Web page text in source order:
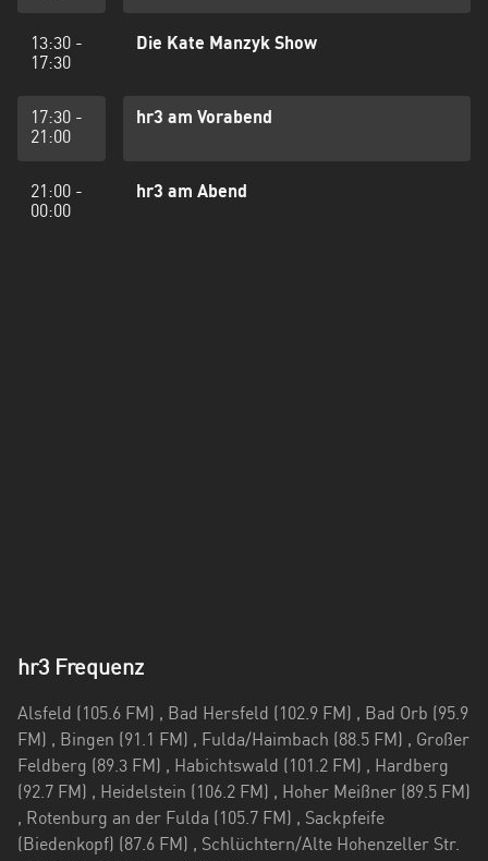
13:30 -
17:30
Die Kate Manzyk Show
17:30 -
21:00
hr3 am Vorabend
21:00 -
00:00
hr3 am Abend
hr3 Frequenz
Alsfeld (105.6 FM) , Bad Hersfeld (102.9 FM) , Bad Orb (95.9
FM) , Bingen (91.1 FM) , Fulda/Haimbach (88.5 FM) , Großer
Feldberg (89.3 FM) , Habichtswald (101.2 FM) , Hardberg
(92.7 FM) , Heidelstein (106.2 FM) , Hoher Meißner (89.5 FM)
, Rotenburg an der Fulda (105.7 FM) , Sackpfeife
(Biedenkopf) (87.6 FM) , Schlüchtern/Alte Hohenzeller Str.